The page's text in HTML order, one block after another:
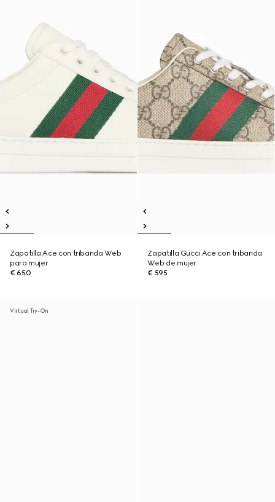
Zapatilla Ace con tribanda Web
para mujer
€ 650
Zapatilla Gucci Ace con tribanda
Web de mujer
€ 595
Virtual Try-On